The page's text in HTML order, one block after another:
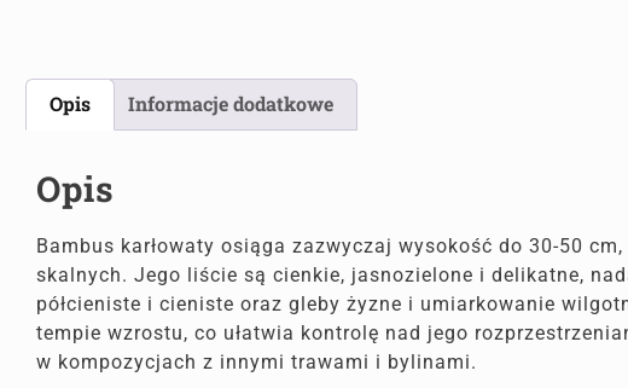
Opis Informacje dodatkowe
Opis
Bambus karłowaty osiąga zazwyczaj wysokość do 30-50
skalnych. Jego liście są cienkie, jasnozielone i delikatne,
półcieniste i cieniste oraz gleby żyzne i umiarkowanie
tempie wzrostu, co ułatwia kontrolę nad jego
w kompozycjach z innymi trawami i bylinami.